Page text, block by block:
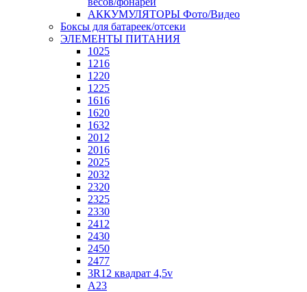
АККУМУЛЯТОРЫ Фото/Видео
Боксы для батареек/отсеки
ЭЛЕМЕНТЫ ПИТАНИЯ
1025
1216
1220
1225
1616
1620
1632
2012
2016
2025
2032
2320
2325
2330
2412
2430
2450
2477
3R12 квадрат 4,5v
A23